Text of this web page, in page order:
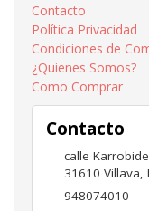
Contacto
Política Privacidad
Condiciones de
¿Quienes Somos?
Como Comprar
Contacto
calle
31610 Villava
948074010